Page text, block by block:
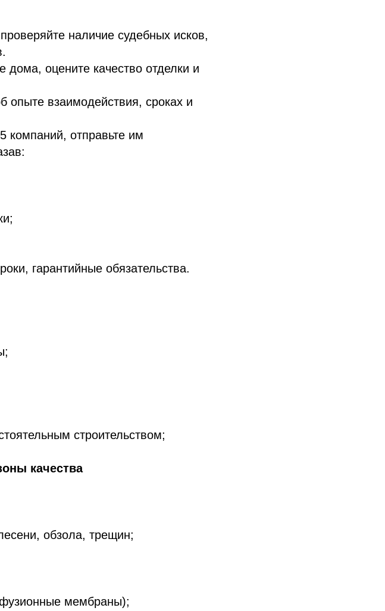
наличие судебных исков,
дома, оцените качество отделки и
опыте взаимодействия, сроках и
компаний, отправьте им
гарантийные обязательства.
строительством;
качества
обзола, трещин;
мембраны);